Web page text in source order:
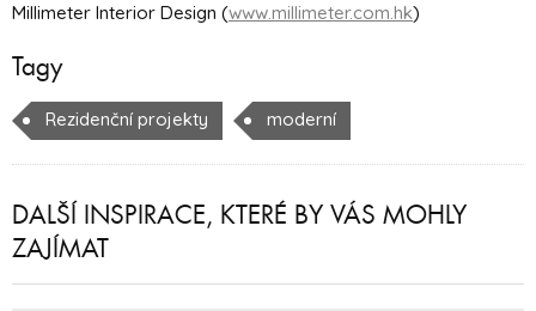
Millimeter Interior Design (www.millimeter.com.hk)
Tagy
Rezidenční projekty moderní
DALŠÍ INSPIRACE, KTERÉ BY VÁS MOHLY
ZAJÍMAT